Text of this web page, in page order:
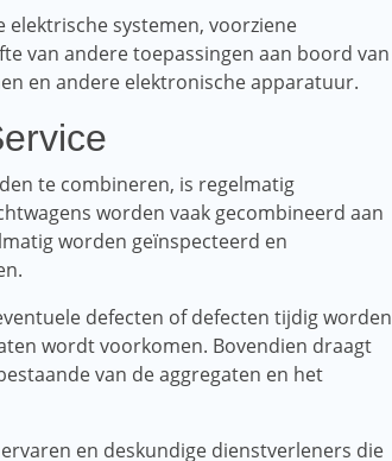
systemen, voorziene
van andere toepassingen aan boord van
en andere elektronische apparatuur.
te combineren, is regelmatig
worden vaak gecombineerd aan
worden geïnspecteerd en
defecten of defecten tijdig worden
wordt voorkomen. Bovendien draagt
van de aggregaten en het
en deskundige dienstverleners die